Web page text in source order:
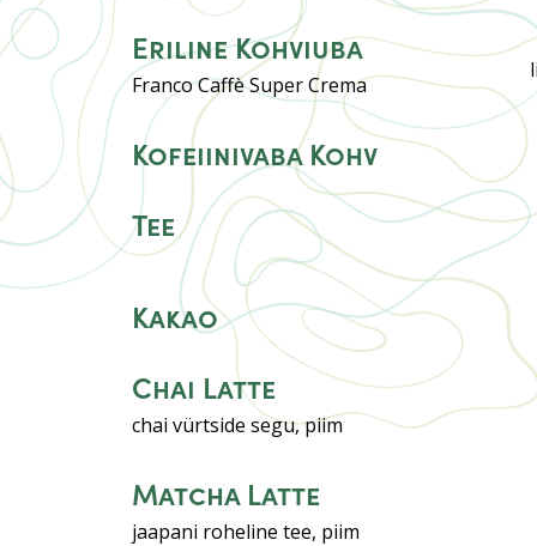
Eriline Kohviuba
Franco Caffè Super Crema
Kofeiinivaba Kohv
Tee
Kakao
Chai Latte
chai vürtside segu, piim
Matcha Latte
jaapani roheline tee, piim